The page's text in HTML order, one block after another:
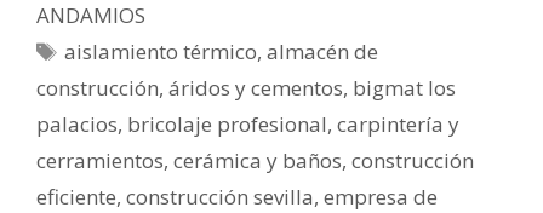
ANDAMIOS
aislamiento térmico,almacén de
construcción, áridos y cementos, bigmat los
palacios, bricolaje profesional, carpintería y
cerramientos, cerámica y baños, construcción
eficiente, construcción sevilla, empresa de